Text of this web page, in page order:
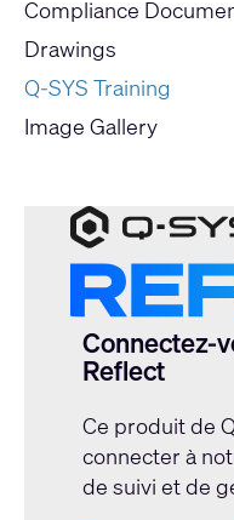
Compliance
Drawings
Q-SYS Training
Image Gallery
Connectez-
Reflect
Ce produit de
connecter à
de suivi et de